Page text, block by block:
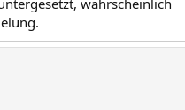
wahrscheinlich